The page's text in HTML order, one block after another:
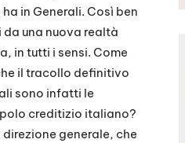
in Generali. Così ben
una nuova realtà
in tutti i sensi. Come
il tracollo definitivo
sono infatti le
creditizio italiano?
generale, che